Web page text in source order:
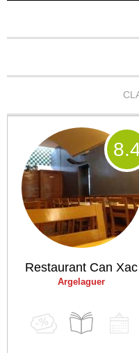
Restaurant Can Xac
Argelaguer
8